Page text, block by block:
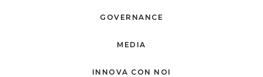
GOVERNANCE
MEDIA
INNOVA CON NOI